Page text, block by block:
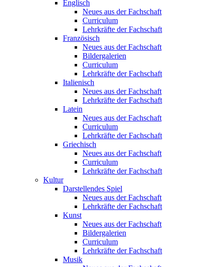
Englisch
Neues aus der Fachschaft
Curriculum
Lehrkräfte der Fachschaft
Französisch
Neues aus der Fachschaft
Bildergalerien
Curriculum
Lehrkräfte der Fachschaft
Italienisch
Neues aus der Fachschaft
Lehrkräfte der Fachschaft
Latein
Neues aus der Fachschaft
Curriculum
Lehrkräfte der Fachschaft
Griechisch
Neues aus der Fachschaft
Curriculum
Lehrkräfte der Fachschaft
Kultur
Darstellendes Spiel
Neues aus der Fachschaft
Lehrkräfte der Fachschaft
Kunst
Neues aus der Fachschaft
Bildergalerien
Curriculum
Lehrkräfte der Fachschaft
Musik